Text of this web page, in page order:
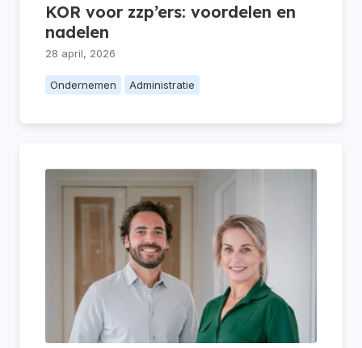
KOR voor zzp’ers: voordelen en
nadelen
28 april, 2026
Ondernemen Administratie